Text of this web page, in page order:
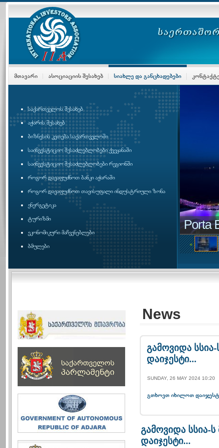
ᲛᲗᲐᲕᲐᲠᲘ ᲐᲡᲝᲪᲘᲐᲪᲘᲘᲡ ᲨᲔᲡᲐᲮᲔᲑ ᲡᲘᲐᲮᲚᲔ ᲓᲐ ᲒᲐᲜᲪᲮᲐᲓᲔᲑᲔᲑᲘ
Porta
«
საქართველოს შესახებ
აჭარის შესახებ
ბიზნესის კეთება საქართველოში
საინვესტიციო შესაძლებლობები ქვეყანაში
საინვესტიციო შესაძლებლობები რეგიონში
როგორ დავაფუძნოთ ბანკი აჭარაში
როგორ დავაფუძნოთ თავისუფალი ინდუსტრიული ზონა
ენერგეტიკა
ტურიზმი
ეკონომიკური მაჩვენებლები
ბმულები
News
გამოვიდა
დაიჯესტი...
SUNDAY, 26 MAY 2024 10:20
გთხოვთ იხილოთ
გამოვიდა სსია-
დაიჯესტი...